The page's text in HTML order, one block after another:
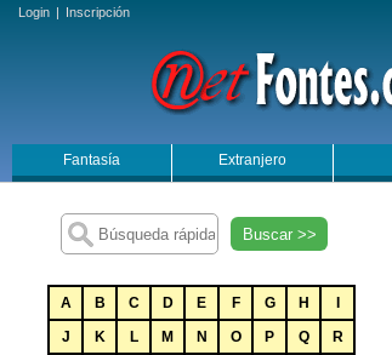
Login | Inscripción
Fantasía Extranjero
Buscar >>
A B C D E F G H
J
K L M N O P Q
R